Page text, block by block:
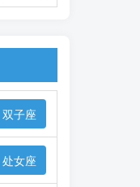
双子座
处女座